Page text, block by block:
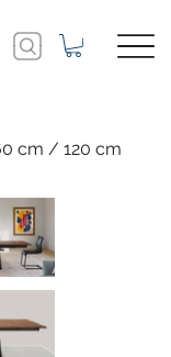
cm / 120 cm